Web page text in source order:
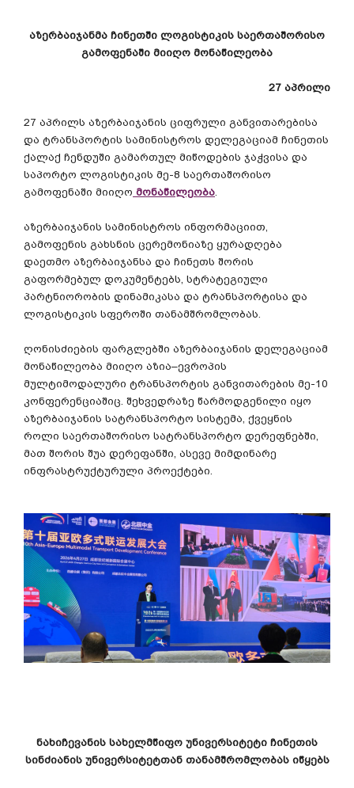
აზერბაიჯანმა ჩინეთში ლოგისტიკის საერთაშორისო
გამოფენაში მიიღო მონაწილეობა
27 აპრილი
27 აპრილს აზერბაიჯანის ციფრული განვითარებისა
და ტრანსპორტის სამინისტროს დელეგაციამ ჩინეთის
ქალაქ ჩენდუში გამართულ მიწოდების ჯაჭვისა და
საპორტო ლოგისტიკის მე-8 საერთაშორისო
გამოფენაში მიიღო მონაწილეობა.
აზერბაიჯანის სამინისტროს ინფორმაციით,
გამოფენის გახსნის ცერემონიაზე ყურადღება
დაეთმო აზერბაიჯანსა და ჩინეთს შორის
გაფორმებულ დოკუმენტებს, სტრატეგიული
პარტნიორობის დინამიკასა და ტრანსპორტისა და
ლოგისტიკის სფეროში თანამშრომლობას.
ღონისძიების ფარგლებში აზერბაიჯანის დელეგაციამ
მონაწილეობა მიიღო აზია–ევროპის
მულტიმოდალური ტრანსპორტის განვითარების მე-10
კონფერენციაშიც შეხვედრაზე წარმოდგენილი იყო
აზერბაიჯანის სატრანსპორტო სისტემა ქვეყნის
როლი საერთაშორისო სატრანსპორტო დერეფნებში
მათ შორის შუა დერეფანში ასევე მიმდინარე
ინფრასტრუქტურული პროექტები
ნახიჩევანის სახელმწიფო უნივერსიტეტი ჩინეთის
სინძიანის უნივერსიტეტთან თანამშრომლობას იწყებს